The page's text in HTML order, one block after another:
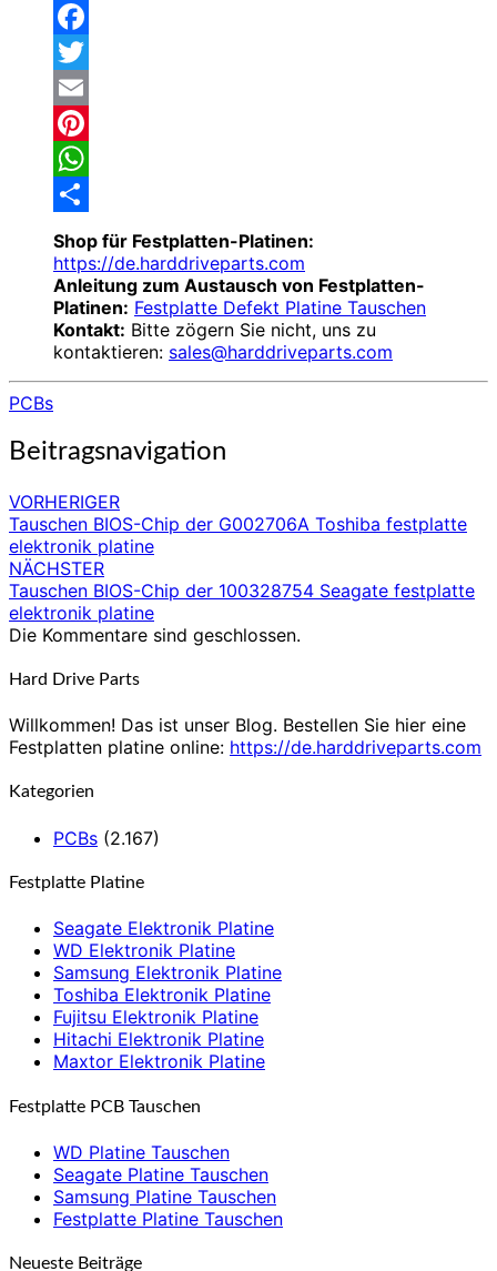
Facebook
Twitter
Email
Pinterest
WhatsApp
Share
Shop für Festplatten-Platinen:
https://de.harddriveparts.com
Anleitung zum Austausch von Festplatten-
Platinen: Festplatte Defekt Platine Tauschen
Kontakt: Bitte zögern Sie nicht, uns zu
kontaktieren: sales@harddriveparts.com
PCBs
Beitragsnavigation
VORHERIGER
Tauschen BIOS-Chip der G002706A Toshiba festplatte
elektronik platine
NÄCHSTER
Tauschen BIOS-Chip der 100328754 Seagate festplatte
elektronik platine
Die Kommentare sind geschlossen.
Hard Drive Parts
Willkommen! Das ist unser Blog. Bestellen Sie hier eine
Festplatten platine online: https://de.harddriveparts.com
Kategorien
PCBs (2.167)
Festplatte Platine
Seagate Elektronik Platine
WD Elektronik Platine
Samsung Elektronik Platine
Toshiba Elektronik Platine
Fujitsu Elektronik Platine
Hitachi Elektronik Platine
Maxtor Elektronik Platine
Festplatte PCB Tauschen
WD Platine Tauschen
Seagate Platine Tauschen
Samsung Platine Tauschen
Festplatte Platine Tauschen
Neueste Beiträge